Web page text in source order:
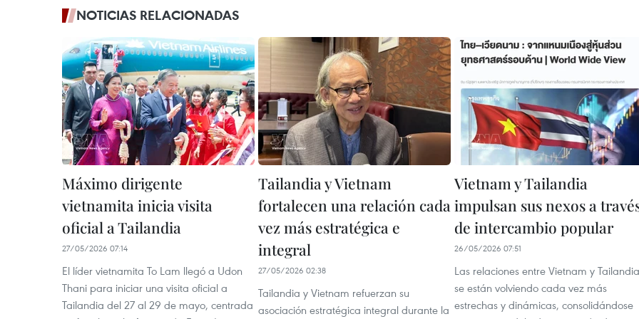
NOTICIAS RELACIONADAS
Máximo dirigente
vietnamita inicia visita
oficial a Tailandia
27/05/2026 07:14
El líder vietnamita To Lam llegó a Udon
Thani para iniciar una visita oficial a
Tailandia del 27 al 29 de mayo, centrada
Tailandia y Vietnam
fortalecen una relación cada
vez más estratégica e
integral
27/05/2026 02:38
Tailandia y Vietnam refuerzan su
asociación estratégica integral durante la
Vietnam y Tailandia
impulsan sus nexos a
de intercambio popular
26/05/2026 07:51
Las relaciones entre Vietnam y Tailandia
se están volviendo cada vez más
estrechas y dinámicas, consolidándose